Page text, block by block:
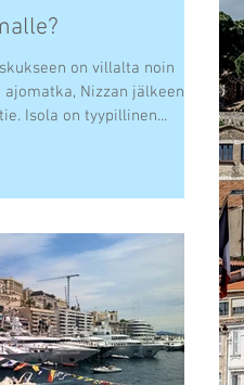
on villalta noin
Nizzan jälkeen
Isola on tyypillinen...